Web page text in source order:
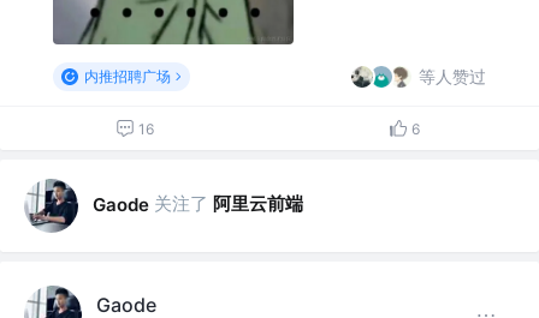
内推招聘广场 等人赞过
16 6
Gaode 关注了 阿里云前端
Gaode